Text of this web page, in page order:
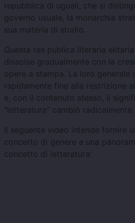
repubblica di uguali, che si
governo usuale, la monarchia
sua materia di studio.
Questa res publica literaria
dissolse gradualmente con la
opere a stampa. La loro generale
rapidamente fine alla restrizione
e, con il contenuto stesso, il
"letteratura" cambiò radicalmente.
Il seguente video intende fornire
concetto di genere e una
concetto di letteratura: